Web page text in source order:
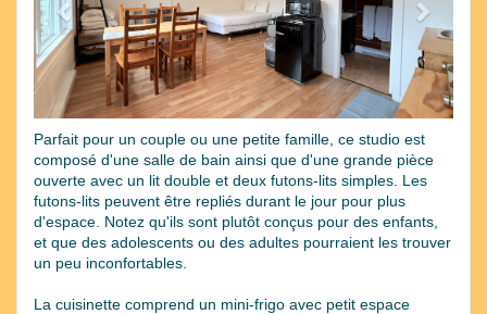
Parfait pour un couple ou une petite famille, ce studio est
composé d'une salle de bain ainsi que d'une grande pièce
ouverte avec un lit double et deux futons-lits simples. Les
futons-lits peuvent être repliés durant le jour pour plus
d'espace. Notez qu'ils sont plutôt conçus pour des enfants,
et que des adolescents ou des adultes pourraient les trouver
un peu inconfortables.
La cuisinette comprend un mini-frigo avec petit espace